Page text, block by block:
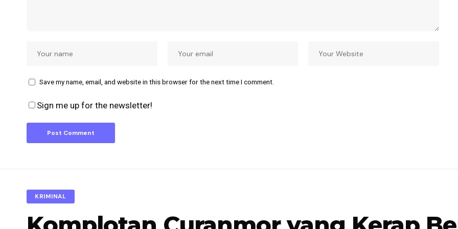
Save my name, email, and website in this browser for the next time I comment.
Sign me up for the newsletter!
KRIMINAL